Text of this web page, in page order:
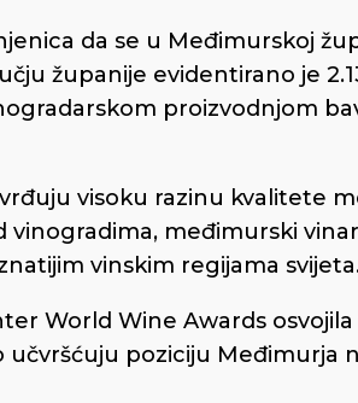
da se u Međimurskoj
županije evidentirano je
proizvodnjom
visoku razinu kvalitete
međimurski
vinskim regijama
World Wine Awards
poziciju Međimurja